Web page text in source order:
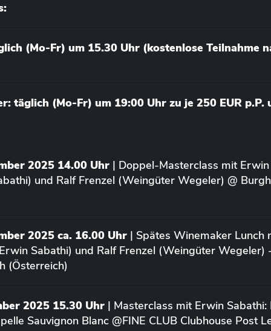
(Mo-Fr) um 15.30 Uhr (kostenlose Teilnahme
täglich (Mo-Fr) um 19:00 Uhr zu je 250 EUR p.P.
2025 14.00 Uhr | Doppel-Masterclass mit
und Ralf Frenzel (Weingüter Wegeler) @
2025 ca. 16.00 Uhr | Spätes Winemaker Lunch
Sabathi) und Ralf Frenzel (Weingüter Wegeler)
(Österreich)
2025 15.30 Uhr | Masterclass mit Erwin Sabathi:
Sauvignon Blanc @FINE CLUB Clubhouse Post